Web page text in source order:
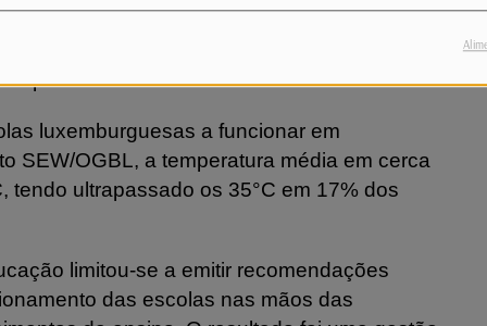
a criação urgente de um plano nacional de
após considerar que a resposta à canícula
o país.
luxemburguesas a funcionar em
SEW/OGBL, a temperatura média em cerca
tendo ultrapassado os 35°C em 17% dos
limitou-se a emitir recomendações
das escolas nas mãos das